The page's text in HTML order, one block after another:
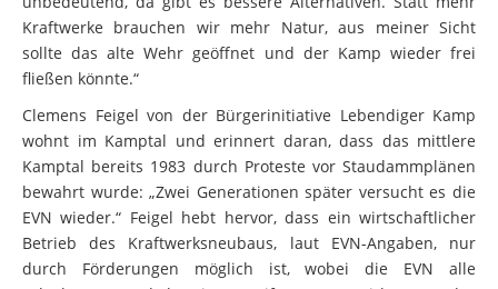
unbedeutend, da gibt es bessere Alternativen. Statt mehr
Kraftwerke brauchen wir mehr Natur, aus meiner Sicht
sollte das alte Wehr geöffnet und der Kamp wieder frei
fließen könnte.“
Clemens Feigel von der Bürgerinitiative Lebendiger Kamp
wohnt im Kamptal und erinnert daran, dass das mittlere
Kamptal bereits 1983 durch Proteste vor Staudammplänen
bewahrt wurde: „Zwei Generationen später versucht es die
EVN wieder.“ Feigel hebt hervor, dass ein wirtschaftlicher
Betrieb des Kraftwerksneubaus, laut EVN-Angaben, nur
durch Förderungen möglich ist, wobei die EVN alle